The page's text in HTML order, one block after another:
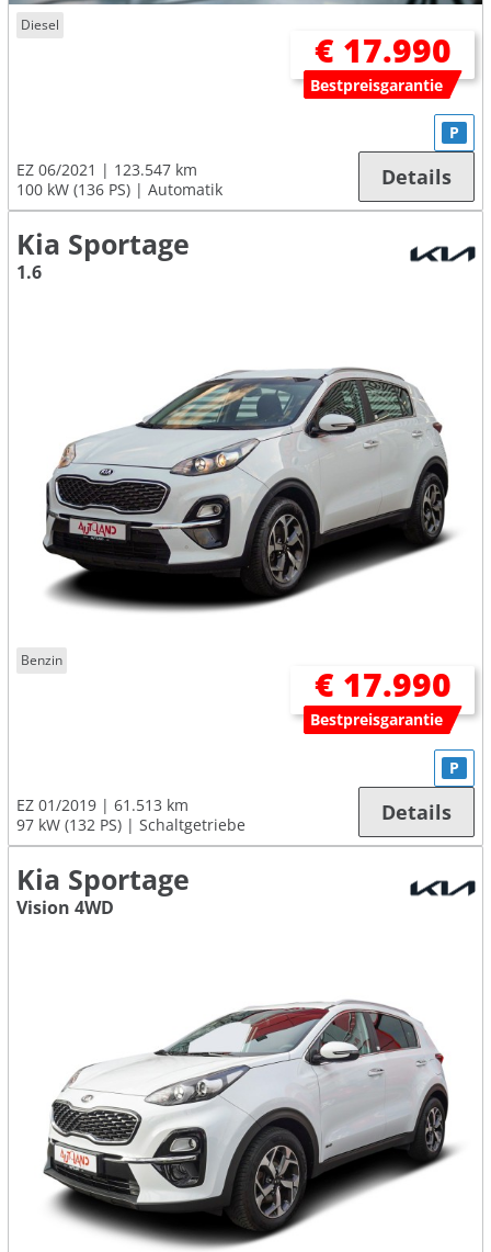
Diesel
€ 17.990
Bestpreisgarantie
EZ 06/2021
123.547 km
100 kW (136 PS)
Automatik
P
Details
Kia Sportage
1.6
Benzin
€ 17.990
Bestpreisgarantie
EZ 01/2019
61.513 km
97 kW (132 PS)
Schaltgetriebe
P
Details
Kia Sportage
Vision 4WD